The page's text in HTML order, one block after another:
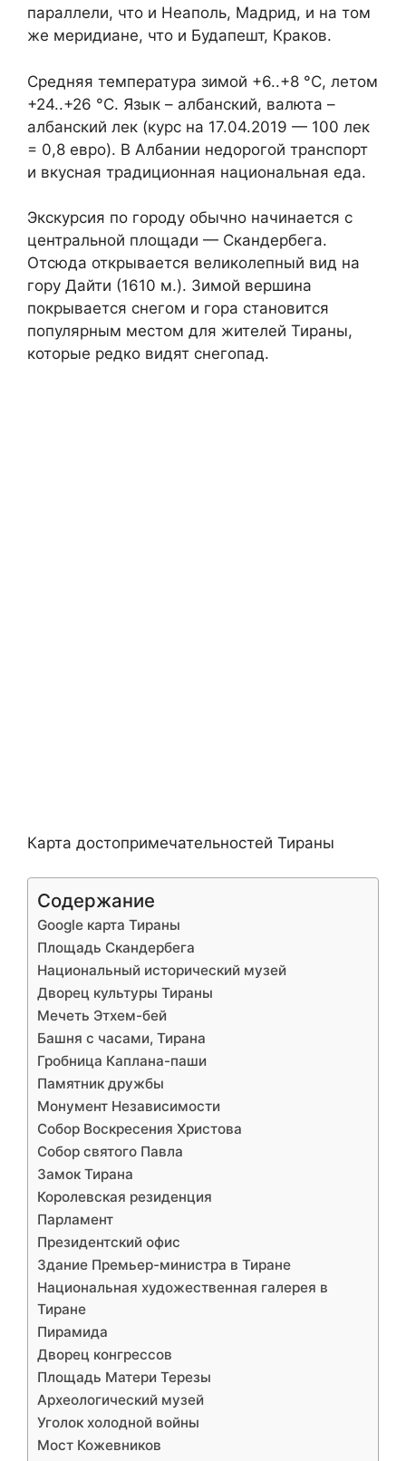
параллели, что и Неаполь, Мадрид, и на том
же меридиане, что и Будапешт, Краков.
Средняя температура зимой +6..+8 °C, летом
+24..+26 °C. Язык – албанский, валюта –
албанский лек (курс на 17.04.2019 — 100 лек
= 0,8 евро). В Албании недорогой транспорт
и вкусная традиционная национальная еда.
Экскурсия по городу обычно начинается с
центральной площади — Скандербега.
Отсюда открывается великолепный вид на
гору Дайти (1610 м.). Зимой вершина
покрывается снегом и гора становится
популярным местом для жителей Тираны,
которые редко видят снегопад.
Карта достопримечательностей Тираны
Содержание
Google карта Тираны
Площадь Скандербега
Национальный исторический музей
Дворец культуры Тираны
Мечеть Этхем-бей
Башня с часами, Тирана
Гробница Каплана-паши
Памятник дружбы
Монумент Независимости
Собор Воскресения Христова
Собор святого Павла
Замок Тирана
Королевская резиденция
Парламент
Президентский офис
Здание Премьер-министра в Тиране
Национальная художественная галерея в
Тиране
Пирамида
Дворец конгрессов
Площадь Матери Терезы
Археологический музей
Уголок холодной войны
Мост Кожевников